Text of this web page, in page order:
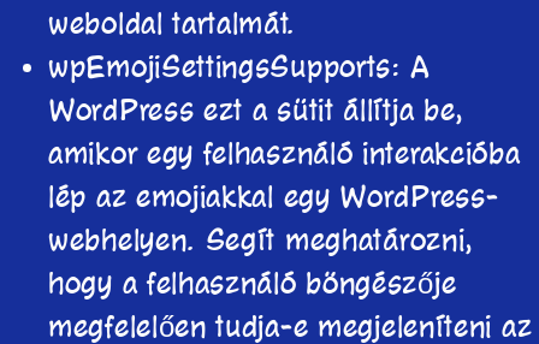
weboldal tartalmát.
wpEmojiSettingsSupports: A
WordPress ezt a sütit állítja be,
amikor egy felhasználó interakcióba
lép az emojiakkal egy WordPress-
webhelyen. Segít meghatározni,
hogy a felhasználó böngészője
megfelelően tudja-e megjeleníteni az